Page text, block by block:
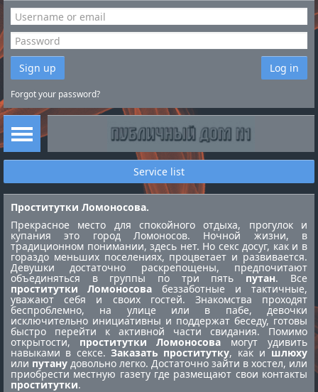
Sign up Log in
Forgot your password?
Service list
Проститутки Ломоносова.
Прекрасное место для спокойного отдыха, прогулок и
купания это город Ломоносов. Ночной жизни, в
традиционном понимании, здесь нет. Но секс досуг, как и в
гораздо меньших поселениях, процветает и развивается.
Девушки достаточно раскрепощены, предпочитают
объединяться в группы по три пять путан. Все
проститутки Ломоносова беззаботные и тактичные,
уважают себя и своих гостей. Знакомства проходят
беспроблемно, на улице или в пабе, девочки
исключительно инициативны и поддержат беседу, готовы
быстро перейти к активной части свидания. Помимо
открытости, проститутки Ломоносова могут удивить
навыками в сексе. Заказать проститутку, как ишлюху
или путану довольно легко. Достаточно зайти в хостел, или
приобрести местную газету где размещают свои контакты
проститутки.